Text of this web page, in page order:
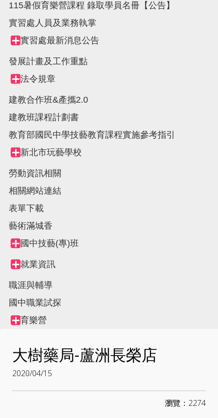
115暑假育樂營課程 錄取學員名冊【公告】
實習處人員及業務執掌
Collapse
node
Tree
view,
實習處最新消息公告
發展計畫及工作重點
Collapse
node
法令規章
建教合作班&產攜2.0
建教班課程計劃書
教育部國民中學技藝教育課程實施參考指引
Collapse
node
新北市玩藝學校
勞動資訊相關
相關網站連結
表單下載
藝術滿城香
Collapse
node
國中技藝(專)班
Collapse
node
就業資訊
職涯與輔導
國中職業試探
Collapse
育樂營
大樹藥局-蘆洲長榮店
2020/04/15
瀏覽：2274